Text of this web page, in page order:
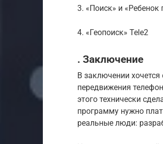
3. «Поиск» и
4. «Геопоиск» Tele2
. Заключение
В заключении
передвижения
этого технически
программу нужно
реальные люди: